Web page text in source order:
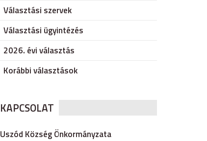
Választási szervek
Választási ügyintézés
2026. évi választás
Korábbi választások
KAPCSOLAT
Uszód Község Önkormányzata